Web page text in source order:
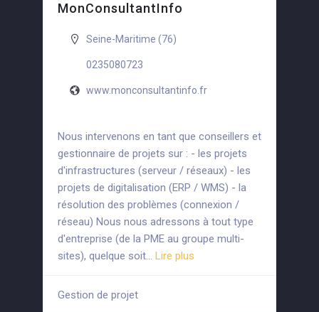
MonConsultantInfo
Seine-Maritime (76)
0235080723
www.monconsultantinfo.fr
Nous intervenons en tant que conseillers et
gestionnaire de projets sur : - les projets
d'infrastructures (serveur / réseaux) - les
projets de digitalisation (ERP / WMS) - la
résolution des problèmes (connexion /
réseau) Nous nous adressons à tout type
d'entreprise (de la PME au groupe multi-
sites), quelque soit… Lire plus
Gestion de projet